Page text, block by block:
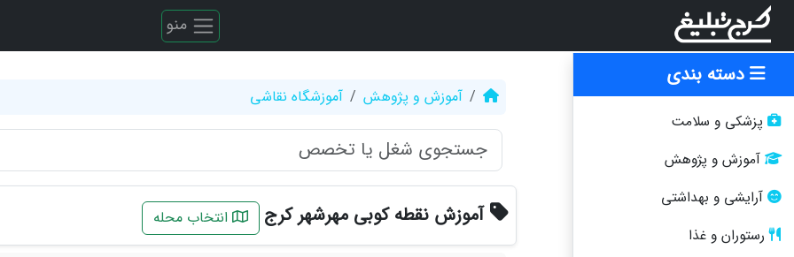
منو
دسته بندی
پزشکی و سلامت
آموزش و پژوهش
آرایشی و بهداشتی
رستوران و غذا
آموزش و پژوهش آموزشگاه نقاشی
آموزش نقطه کوبی مهرشهر کرج انتخاب محله